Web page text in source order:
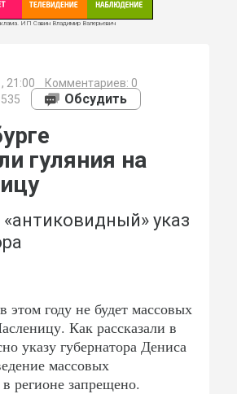
ИП Савин Владимир Валерьевич
21:00 Комментариев: 0
Обсудить
гуляния на
указ
этом году не будет массовых
Как рассказали в
указу губернатора Дениса
массовых
регионе запрещено.